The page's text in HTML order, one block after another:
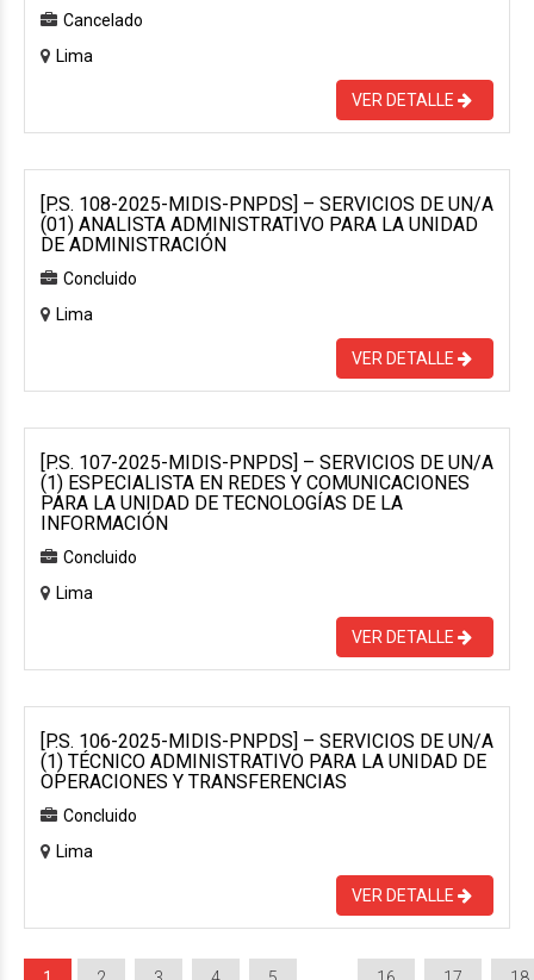
Cancelado
Lima
VER DETALLE
[P.S. 108-2025-MIDIS-PNPDS] – SERVICIOS DE UN/A
(01) ANALISTA ADMINISTRATIVO PARA LA UNIDAD
DE ADMINISTRACIÓN
Concluido
Lima
VER DETALLE
[P.S. 107-2025-MIDIS-PNPDS] – SERVICIOS DE UN/A
(1) ESPECIALISTA EN REDES Y COMUNICACIONES
PARA LA UNIDAD DE TECNOLOGÍAS DE LA
INFORMACIÓN
Concluido
Lima
VER DETALLE
[P.S. 106-2025-MIDIS-PNPDS] – SERVICIOS DE UN/A
(1) TÉCNICO ADMINISTRATIVO PARA LA UNIDAD DE
OPERACIONES Y TRANSFERENCIAS
Concluido
Lima
VER DETALLE